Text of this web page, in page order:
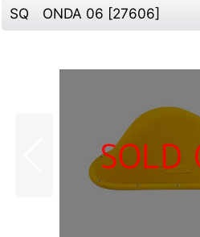
SQ ONDA 06 [27606]